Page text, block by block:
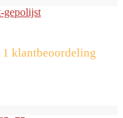
1 klantbeoordeling